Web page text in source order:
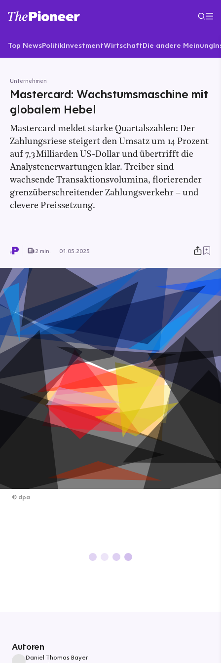
Top NewsPolitikInvestmentWirtschaftDie andere Meinung
Unternehmen
Mastercard: Wachstumsmaschine mit
globalem Hebel
Mastercard meldet starke Quartalszahlen: Der
Zahlungsriese steigert den Umsatz um 14 Prozent
auf 7,3 Milliarden US-Dollar und übertrifft die
Analystenerwartungen klar. Treiber sind
wachsende Transaktionsvolumina, florierender
grenzüberschreitender Zahlungsverkehr – und
clevere Preissetzung.
2 min. 01.05.2025
© dpa
Autoren
Daniel Thomas Bayer